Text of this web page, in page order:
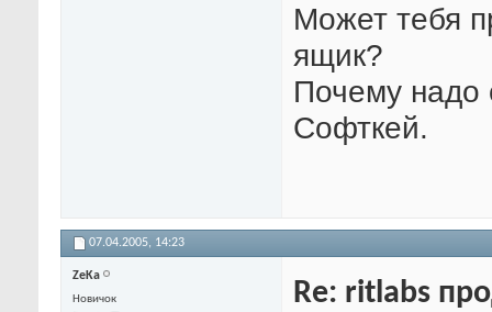
Может тебя
ящик?
Почему надо
Софткей.
07.04.2005, 14:23
ZeKa
Новичок Re: ritlabs